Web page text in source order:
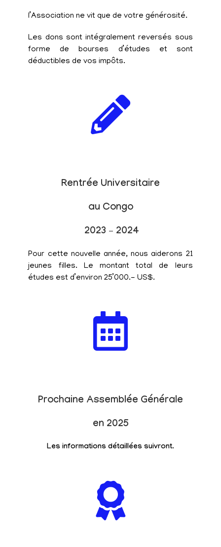
l’Association ne vit que de votre générosité.
Les dons sont intégralement reversés sous
forme de bourses d’études et sont
déductibles de vos impôts.
Rentrée Universitaire
au Congo
2023 – 2024
Pour cette nouvelle année, nous aiderons 21
jeunes filles. Le montant total de leurs
études est d’environ 25’000.- US$.
Prochaine Assemblée Générale
en 2025
Les informations détaillées suivront.